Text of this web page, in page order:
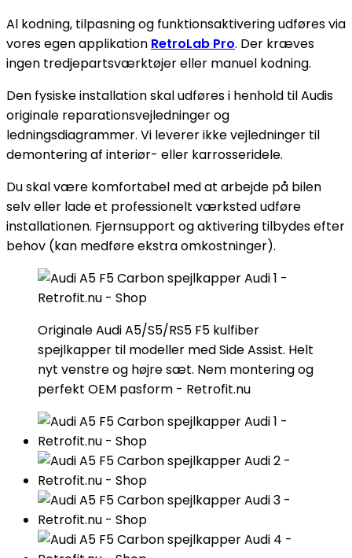
Al kodning, tilpasning og funktionsaktivering udføres via
vores egen applikation RetroLab Pro. Der kræves
ingen tredjepartsværktøjer eller manuel kodning.
Den fysiske installation skal udføres i henhold til Audis
originale reparationsvejledninger og
ledningsdiagrammer. Vi leverer ikke vejledninger til
demontering af interiør- eller karrosseridele.
Du skal være komfortabel med at arbejde på bilen
selv eller lade et professionelt værksted udføre
installationen. Fjernsupport og aktivering tilbydes efter
behov (kan medføre ekstra omkostninger).
Originale Audi A5/S5/RS5 F5 kulfiber
spejlkapper til modeller med Side Assist. Helt
nyt venstre og højre sæt. Nem montering og
perfekt OEM pasform - Retrofit.nu